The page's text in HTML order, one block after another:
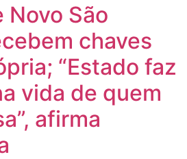
Novo São
chaves
“Estado faz
vida de quem
afirma